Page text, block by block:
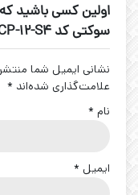
اولین کسی باشید
سوکتی کد IPS-304-CP-12-S4”
نشانی ایمیل شما
علامت‌گذاری شده‌اند *
نام *
ایمیل *